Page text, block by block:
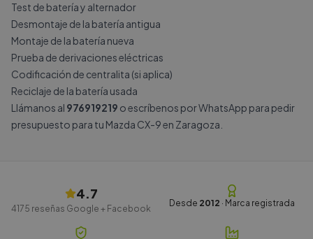
Test de batería y alternador
Desmontaje de la batería antigua
Montaje de la batería nueva
Prueba de derivaciones eléctricas
Codificación de centralita (si aplica)
Reciclaje de la batería usada
Llámanos al 976919219 o escríbenos porWhatsApp para pedir
presupuesto para tu Mazda CX-9 en Zaragoza.
4.7
4175 reseñas Google + Facebook
Desde 2012 · Marca registrada